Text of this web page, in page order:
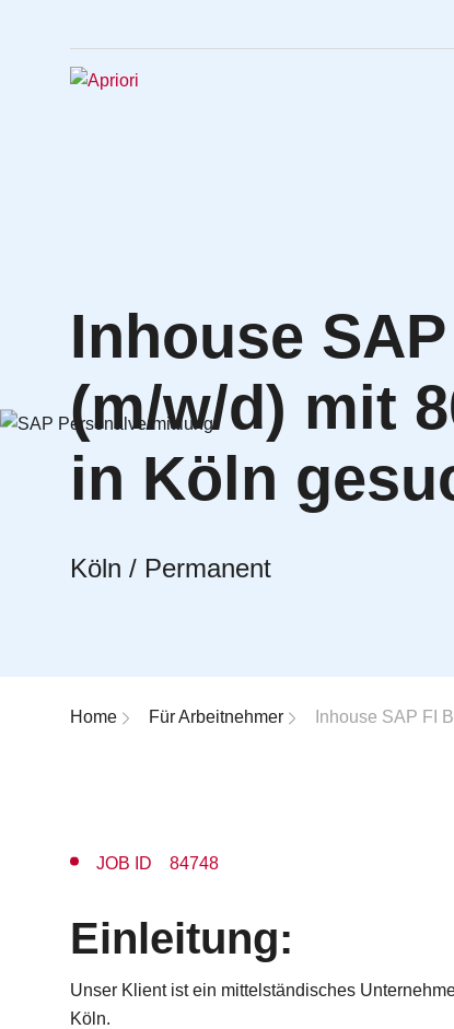
Inhouse
(m/w/d) mit
in Köln
Köln / Permanent
Breadcrumb-Navigation
Home Für Arbeitnehmer Inhouse SAP FI
JOB ID 84748
Einleitung:
Unser Klient ist ein mittelständisches
Köln.